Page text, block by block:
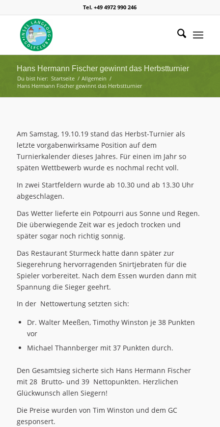
Tel. +49 4972 990 246
Hans Hermann Fischer gewinnt das Herbstturnier
Du bist hier: Startseite / Allgemein /
Hans Hermann Fischer gewinnt das Herbstturnier
Am Samstag, 19.10.19 stand das Herbst-Turnier als
letzte vorgabenwirksame Position auf dem
Turnierkalender dieses Jahres. Für einen im Jahr so
späten Wettbewerb wurde es nochmal recht voll.
In zwei Startfeldern wurde ab 10.30 und ab 13.30 Uhr
abgeschlagen.
Das Wetter lieferte ein Potpourri aus Sonne und Regen.
Die überwiegende Zeit war es jedoch trocken und
später sogar noch richtig sonnig.
Das Restaurant Sturmeck hatte dann später zur
Siegerehrung hervorragenden Snirtjebraten für die
Spieler vorbereitet. Nach dem Essen wurden dann mit
Spannung die Sieger geehrt.
In der Nettowertung setzten sich:
Dr. Walter Meeßen, Timothy Winston je 38 Punkten
vor
Michael Thannberger mit 37 Punkten durch.
Den Gesamtsieg sicherte sich Hans Hermann Fischer
mit 28 Brutto- und 39 Nettopunkten. Herzlichen
Glückwunsch allen Siegern!
Die Preise wurden von Tim Winston und dem GC
gesponsert.